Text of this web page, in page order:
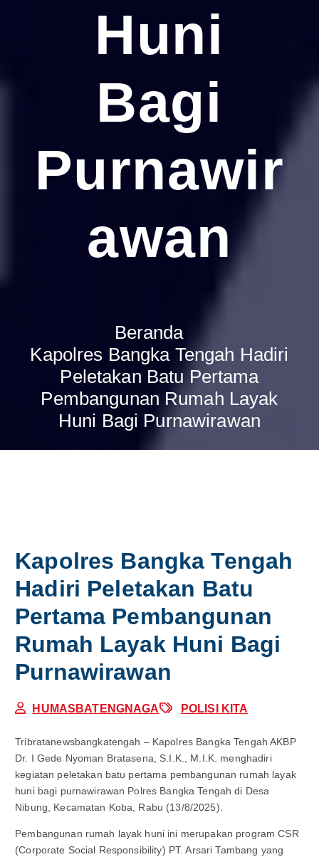
Huni
Bagi
Purnawir
Awan
Beranda
Kapolres Bangka Tengah Hadiri
Peletakan Batu Pertama
Pembangunan Rumah Layak
Huni Bagi Purnawirawan
Kapolres Bangka Tengah
Hadiri Peletakan Batu
Pertama Pembangunan
Rumah Layak Huni Bagi
Purnawirawan
HUMASBATENGNAGA POLISI KITA
Tribratanewsbangkatengah – Kapolres Bangka Tengah AKBP
Dr. I Gede Nyoman Bratasena, S.I.K., M.I.K. menghadiri
kegiatan peletakan batu pertama pembangunan rumah layak
huni bagi purnawirawan Polres Bangka Tengah di Desa
Nibung, Kecamatan Koba, Rabu (13/8/2025).
Pembangunan rumah layak huni ini merupakan program CSR
(Corporate Social Responsibility) PT. Arsari Tambang yang